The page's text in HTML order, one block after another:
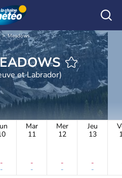
Meadows
MEADOWS
et Labrador)
-
-
Mar
11
-
-
Mer
12
-
-
Jeu
13
-
-